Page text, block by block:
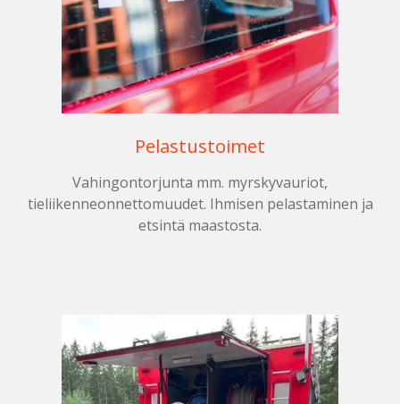
Pelastustoimet
Vahingontorjunta mm. myrskyvauriot,
tieliikenneonnettomuudet. Ihmisen pelastaminen ja
etsintä maastosta.